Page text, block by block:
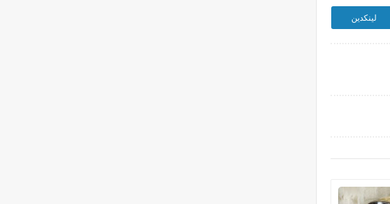
لينكدين